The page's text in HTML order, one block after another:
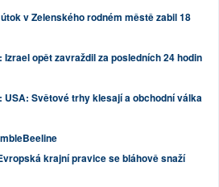
v Zelenského rodném městě zabil 18
Izrael opět zavraždil za posledních 24 hodin
USA: Světové trhy klesají a obchodní válka
krajní pravice se bláhově snaží